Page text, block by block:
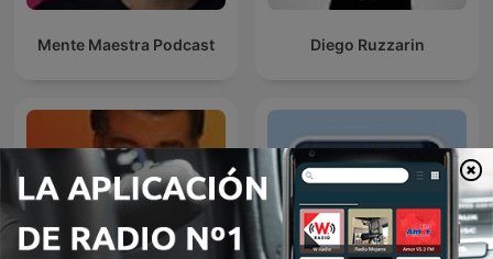
Mente Maestra Podcast Diego Ruzzarin